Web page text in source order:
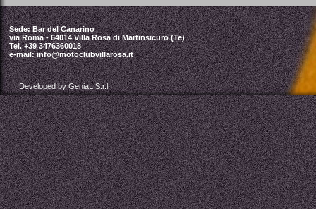
Sede: Bar del Canarino
via Roma - 64014 Villa Rosa di Martinsicuro (Te)
Tel. +39 3476360018
e-mail:info@motoclubvillarosa.it
Developed by GeniaL S.r.l.